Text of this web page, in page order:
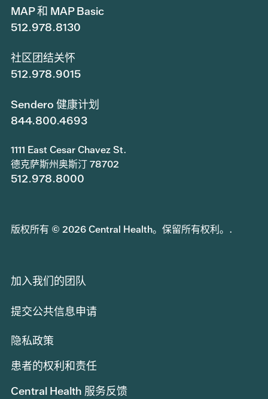
MAP 和 MAP Basic
512.978.8130
社区团结关怀
512.978.9015
Sendero 健康计划
844.800.4693
1111 East Cesar Chavez St.
德克萨斯州奥斯汀 78702
512.978.8000
版权所有 © 2026 Central Health。保留所有权利。.
加入我们的团队
提交公共信息申请
隐私政策
患者的权利和责任
Central Health 服务反馈